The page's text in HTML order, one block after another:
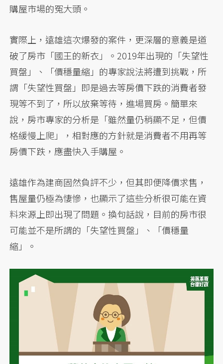
購屋市場的冤大頭。
實際上，遠雄這次爆發的案件，更深層的意義是道
破了房市「國王的新衣」。2019年出現的「失望性
買盤」、「價穩量縮」的專家說法將遭到挑戰，所
謂「失望性買盤」即是過去等房價下跌的消費者發
現等不到了，所以放棄等待，進場買房。簡單來
說，房市專家的分析是「雖然量仍稍顯不足，但價
格緩慢上爬」，相對應的方針就是消費者不用再等
房價下跌，應盡快入手購屋。
遠雄作為建商固然負評不少，但其即便降價求售，
售屋量仍極為悽慘，也顯示了這些分析很可能在資
料來源上即出現了問題。換句話說，目前的房市很
可能並不是所謂的「失望性買盤」、「價穩量
縮」。